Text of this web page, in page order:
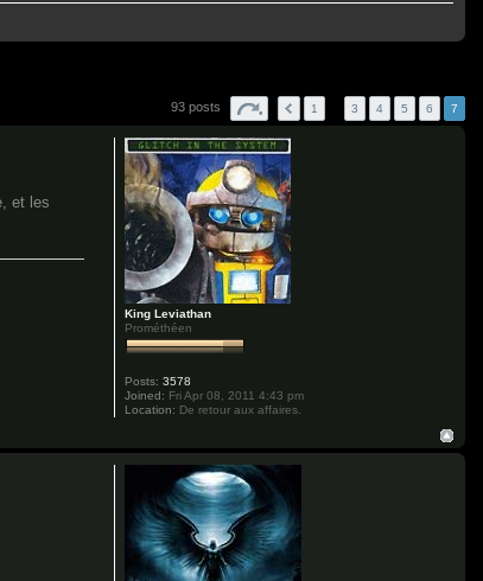
93 posts 1 3 4 5 6 7
King Leviathan
Prométhéen
Posts: 3578
Joined: Fri Apr 08, 2011 4:43 pm
Location: De retour aux affaires.
et les